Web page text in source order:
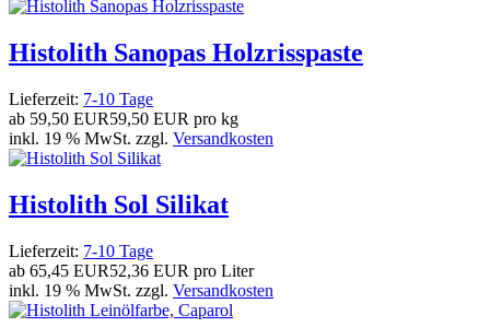
Histolith Sanopas Holzrisspaste
Lieferzeit: 7-10 Tage
ab 59,50 EUR59,50 EUR pro kg
inkl. 19 % MwSt. zzgl. Versandkosten
Histolith Sol Silikat
Lieferzeit: 7-10 Tage
ab 65,45 EUR52,36 EUR pro Liter
inkl. 19 % MwSt. zzgl. Versandkosten